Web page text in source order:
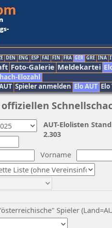
DEN ENG ESP FAI FIN FRA GER GRE INA
Foto-Galerie Meldekartei
Elozahl
Spieler anmelden Elo AUT
Vorname
Spieler
AUT-Elolisten
2.303